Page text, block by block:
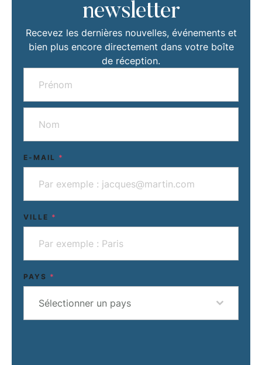
newsletter
Recevez les dernières nouvelles, événements et
bien plus encore directement dans votre boîte
de réception.
E-MAIL *
VILLE *
PAYS *
Sélectionner un pays